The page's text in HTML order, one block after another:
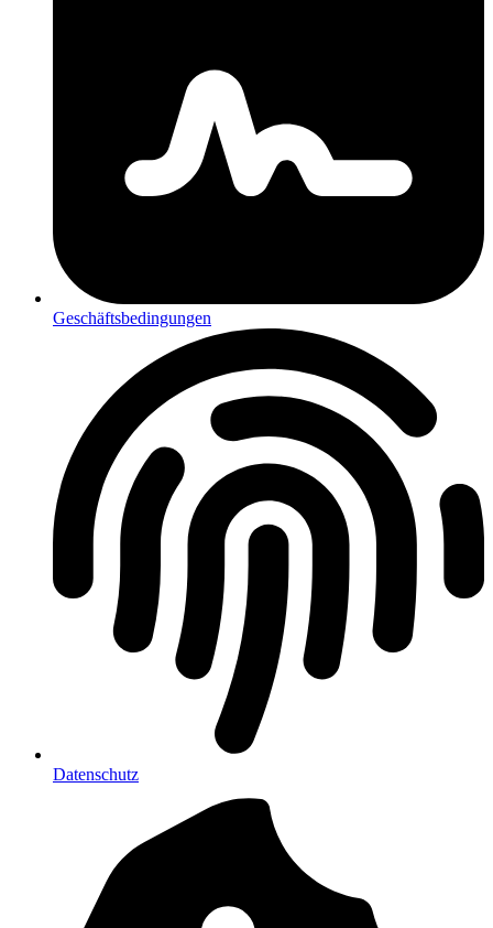
Geschäftsbedingungen
Datenschutz